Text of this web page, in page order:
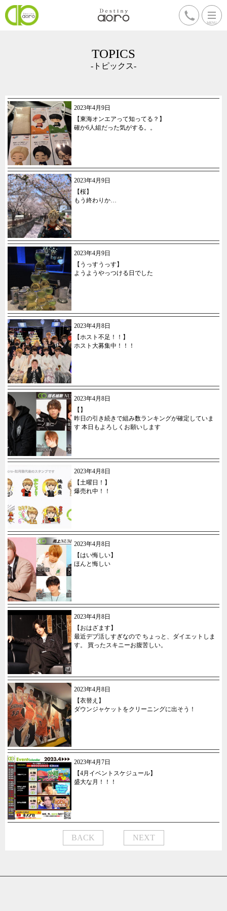
TOPICS
-トピックス-
2023年4月9日
【東海オンエアって知ってる？】
確か6人組だった気がする。。
2023年4月9日
【桜】
もう終わりか…
2023年4月9日
【うっすうっす】
ようようやっつける日でした
2023年4月8日
【ホスト不足！！】
ホスト大募集中！！！
2023年4月8日
【】
昨日の引き続きで組み数ランキングが確定していま
す 本日もよろしくお願いします
2023年4月8日
【土曜日！】
爆売れ中！！
2023年4月8日
【はい悔しい】
ほんと悔しい
2023年4月8日
【おはざます】
最近デブ活しすぎなので ちょっと、ダイエットしま
す。 買ったスキニーお腹苦しい。
2023年4月8日
【衣替え】
ダウンジャケットをクリーニングに出そう！
2023年4月7日
【4月イベントスケジュール】
盛大な月！！！
BACK NEXT